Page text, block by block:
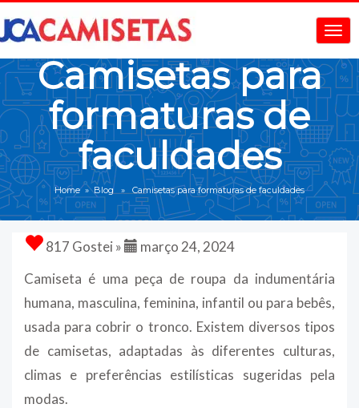
Camisetas para
formaturas de
faculdades
Home»Blog» Camisetas para formaturas de faculdades
817 Gostei »
março 24, 2024
Camiseta é uma peça de roupa da indumentária
humana, masculina, feminina, infantil ou para bebês,
usada para cobrir o tronco. Existem diversos tipos
de camisetas, adaptadas às diferentes culturas,
climas e preferências estilísticas sugeridas pela
modas.